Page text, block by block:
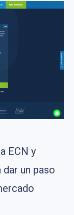
ECN y
un paso